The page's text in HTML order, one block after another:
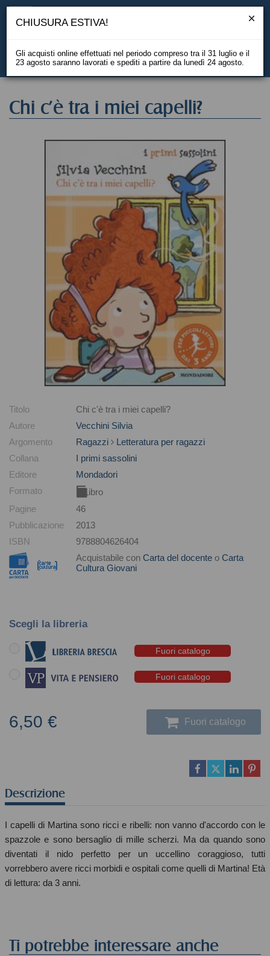
EN
Chi c'è tra i miei capelli?
Titolo
Chi c'è tra i miei capelli?
Autore
Vecchini Silvia
Argomento
Ragazzi
Letteratura per ragazzi
Collana
I primi sassolini
Editore
Mondadori
Formato
Libro
Pagine
46
Pubblicazione
2013
ISBN
9788804626404
Acquistabile con Carta del docente o Carta
Cultura Giovani
Scegli la libreria
Fuori catalogo
Fuori catalogo
6,50 € Fuori catalogo
Descrizione
I capelli di Martina sono ricci e ribelli: non vanno d'accordo con le
spazzole e sono bersaglio di mille scherzi. Ma da quando sono
diventati il nido perfetto per un uccellino coraggioso, tutti
vorrebbero avere ricci morbidi e ospitali come quelli di Martina! Età
di lettura: da 3 anni.
Ti potrebbe interessare anche
CHIUSURA ESTIVA!
Gli acquisti online effettuati nel periodo compreso tra il 31 luglio e il
23 agosto saranno lavorati e spediti a partire da lunedì 24 agosto.